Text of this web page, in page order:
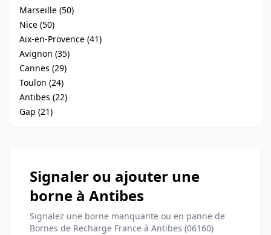
Marseille (50)
Nice (50)
Aix-en-Provence (41)
Avignon (35)
Cannes (29)
Toulon (24)
Antibes (22)
Gap (21)
Signaler ou ajouter une
borne à Antibes
Signalez une borne manquante ou en panne de
Bornes de Recharge France à Antibes (06160)